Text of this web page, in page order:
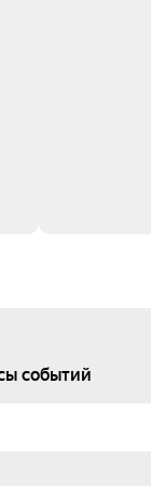
событий